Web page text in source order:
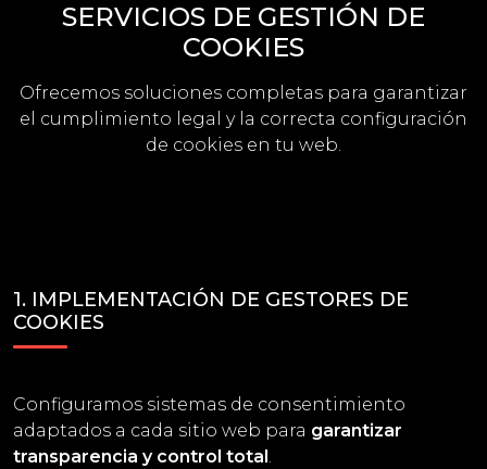
SERVICIOS DE GESTIÓN DE
COOKIES
Ofrecemos soluciones completas para garantizar
el cumplimiento legal y la correcta configuración
de cookies en tu web.
1. IMPLEMENTACIÓN DE GESTORES DE
COOKIES
Configuramos sistemas de consentimiento
adaptados a cada sitio web para garantizar
transparencia y control total.